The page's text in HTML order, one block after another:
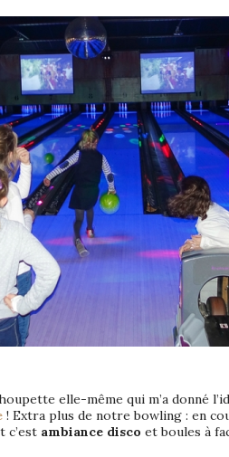
elle-même qui m’a donné
! Extra plus de notre bowling : en
c’est ambiance disco et boules à